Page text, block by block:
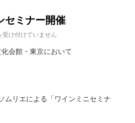
セミナー開催
受け付けていません
会館・東京において
ムリエによる「ワインミニセミナ